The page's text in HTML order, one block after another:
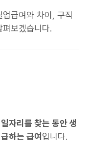
급여와 차이, 구직
보겠습니다.
자리를 찾는 동안 생
하는 급여 입니다.